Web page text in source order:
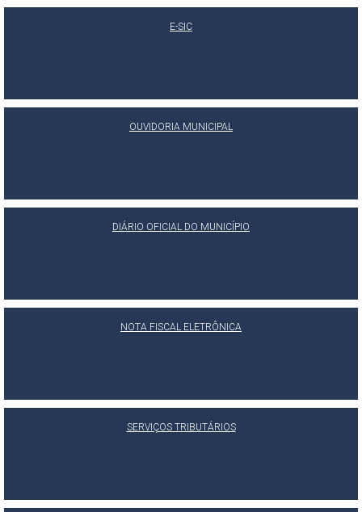
E-SIC
OUVIDORIA MUNICIPAL
DIÁRIO OFICIAL DO MUNICÍPIO
NOTA FISCAL ELETRÔNICA
SERVIÇOS TRIBUTÁRIOS